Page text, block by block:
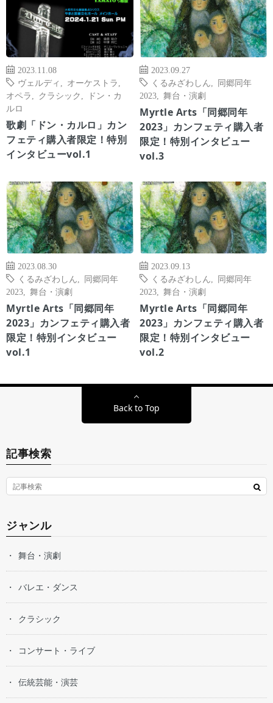
2023.11.08
ヴェルディ
オーケストラ
オペラ
クラシック
ドン・カ
ルロ
歌劇「ドン・カルロ」カン
フェティ購入者限定！特別
インタビューvol.1
2023.09.27
くるみざわしん
同郷同年
2023
舞台・演劇
Myrtle Arts「同郷同年
2023」カンフェティ購入者
限定！特別インタビュー
vol.3
2023.08.30
くるみざわしん
同郷同年
2023
舞台・演劇
Myrtle Arts「同郷同年
2023」カンフェティ購入者
限定！特別インタビュー
vol.1
2023.09.13
くるみざわしん
同郷同年
2023
舞台・演劇
Myrtle Arts「同郷同年
2023」カンフェティ購入者
限定！特別インタビュー
vol.2
Back to Top
記事検索
ジャンル
舞台・演劇
バレエ・ダンス
クラシック
コンサート・ライブ
伝統芸能・演芸